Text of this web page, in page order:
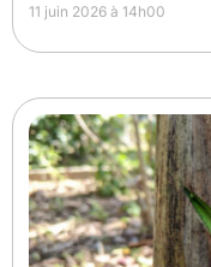
11 juin 2026 à 14h00